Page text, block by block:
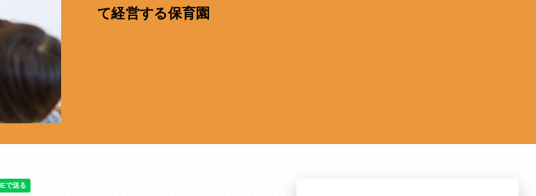
て経営する保育園